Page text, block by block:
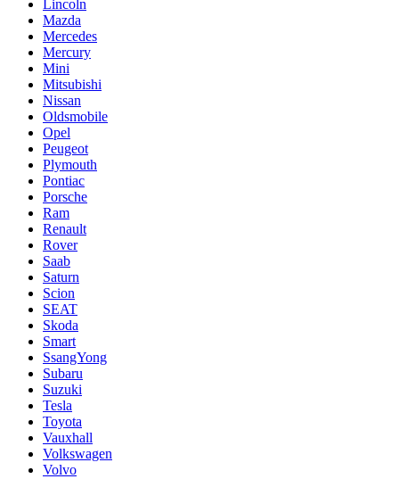
Lincoln
Mazda
Mercedes
Mercury
Mini
Mitsubishi
Nissan
Oldsmobile
Opel
Peugeot
Plymouth
Pontiac
Porsche
Ram
Renault
Rover
Saab
Saturn
Scion
SEAT
Skoda
Smart
SsangYong
Subaru
Suzuki
Tesla
Toyota
Vauxhall
Volkswagen
Volvo